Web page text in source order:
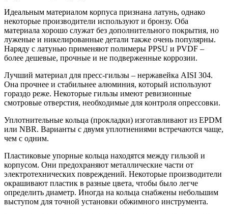
Идеальным материалом корпуса признана латунь, однако
некоторые производители используют и бронзу. Оба
материала хорошо служат без дополнительного покрытия, но
луженые и никелированные детали также очень популярны.
Наряду с латунью применяют полимеры PPSU и PVDF –
более дешевые, прочные и не подверженные коррозии.
Лучший материал для пресс-гильзы – нержавейка AISI 304.
Она прочнее и стабильнее алюминия, который используют
гораздо реже. Некоторые гильзы имеют ревизионные
смотровые отверстия, необходимые для контроля опрессовки.
Уплотнительные кольца (прокладки) изготавливают из EPDM
или NBR. Варианты с двумя уплотнениями встречаются чаще,
чем с одним.
Пластиковые упорные кольца находятся между гильзой и
корпусом. Они предохраняют металлические части от
электротехнических повреждений. Некоторые производители
окрашивают пластик в разные цвета, чтобы было легче
определить диаметр. Иногда на кольца снабжены небольшим
выступом для точной установки обжимного инструмента.